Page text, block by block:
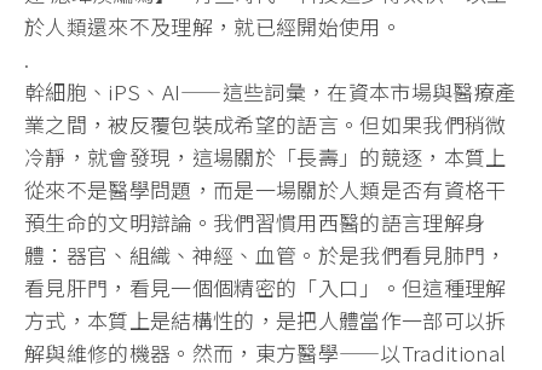
於人類還來不及理解，就已經開始使用。
.
幹細胞、iPS、AI——這些詞彙，在資本市場與醫療產
業之間，被反覆包裝成希望的語言。但如果我們稍微
冷靜，就會發現，這場關於「長壽」的競逐，本質上
從來不是醫學問題，而是一場關於人類是否有資格干
預生命的文明辯論。我們習慣用西醫的語言理解身
體：器官、組織、神經、血管。於是我們看見肺門，
看見肝門，看見一個個精密的「入口」。但這種理解
方式，本質上是結構性的，是把人體當作一部可以拆
解與維修的機器。然而，東方醫學——以Traditional